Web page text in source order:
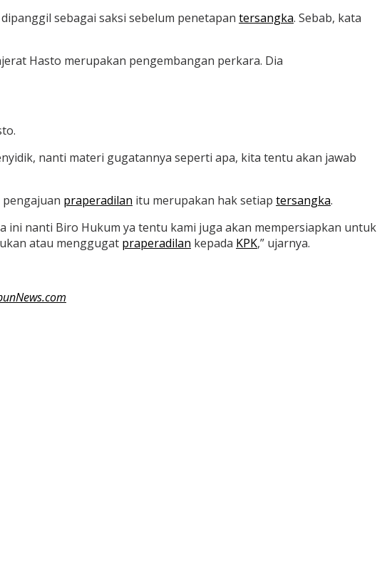
sebagai saksi sebelum penetapan tersangka. Sebab, kata
Hasto merupakan pengembangan perkara. Dia
nanti materi gugatannya seperti apa, kita tentu akan jawab
praperadilan itu merupakan hak setiap tersangka.
ini nanti Biro Hukum ya tentu kami juga akan mempersiapkan untuk
atau menggugat praperadilan kepada KPK,” ujarnya.